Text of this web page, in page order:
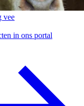
vee
in ons portal